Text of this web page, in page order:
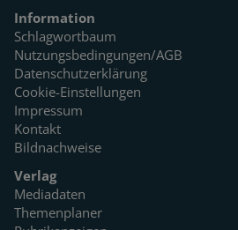
Information
Schlagwortbaum
Nutzungsbedingungen/AGB
Datenschutzerklärung
Cookie-Einstellungen
Impressum
Kontakt
Bildnachweise
Verlag
Mediadaten
Themenplaner